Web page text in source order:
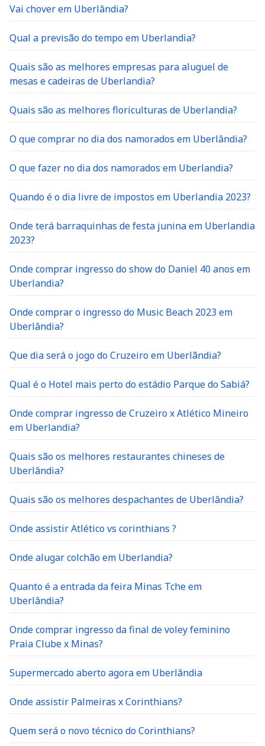
Vai chover em Uberlândia?
Qual a previsão do tempo em Uberlandia?
Quais são as melhores empresas para aluguel de
mesas e cadeiras de Uberlandia?
Quais são as melhores floriculturas de Uberlandia?
O que comprar no dia dos namorados em Uberlândia?
O que fazer no dia dos namorados em Uberlandia?
Quando é o dia livre de impostos em Uberlandia 2023?
Onde terá barraquinhas de festa junina em Uberlandia
2023?
Onde comprar ingresso do show do Daniel 40 anos em
Uberlandia?
Onde comprar o ingresso do Music Beach 2023 em
Uberlândia?
Que dia será o jogo do Cruzeiro em Uberlãndia?
Qual é o Hotel mais perto do estádio Parque do Sabiá?
Onde comprar ingresso de Cruzeiro x Atlético Mineiro
em Uberlandia?
Quais são os melhores restaurantes chineses de
Uberlândia?
Quais são os melhores despachantes de Uberlândia?
Onde assistir Atlético vs corinthians ?
Onde alugar colchão em Uberlandia?
Quanto é a entrada da feira Minas Tche em
Uberlândia?
Onde comprar ingresso da final de voley feminino
Praia Clube x Minas?
Supermercado aberto agora em Uberlândia
Onde assistir Palmeiras x Corinthians?
Quem será o novo técnico do Corinthians?